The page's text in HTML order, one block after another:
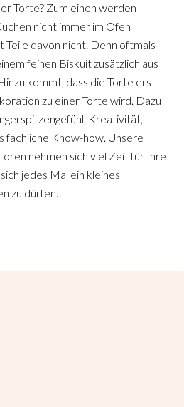
Torte? Zum einen werden
nicht immer im Ofen
Teile davon nicht. Denn oftmals
feinen Biskuit zusätzlich aus
kommt, dass die Torte erst
zu einer Torte wird. Dazu
Kreativität,
fachliche Know-how. Unsere
nehmen sich viel Zeit für Ihre
jedes Mal ein kleines
zu dürfen.